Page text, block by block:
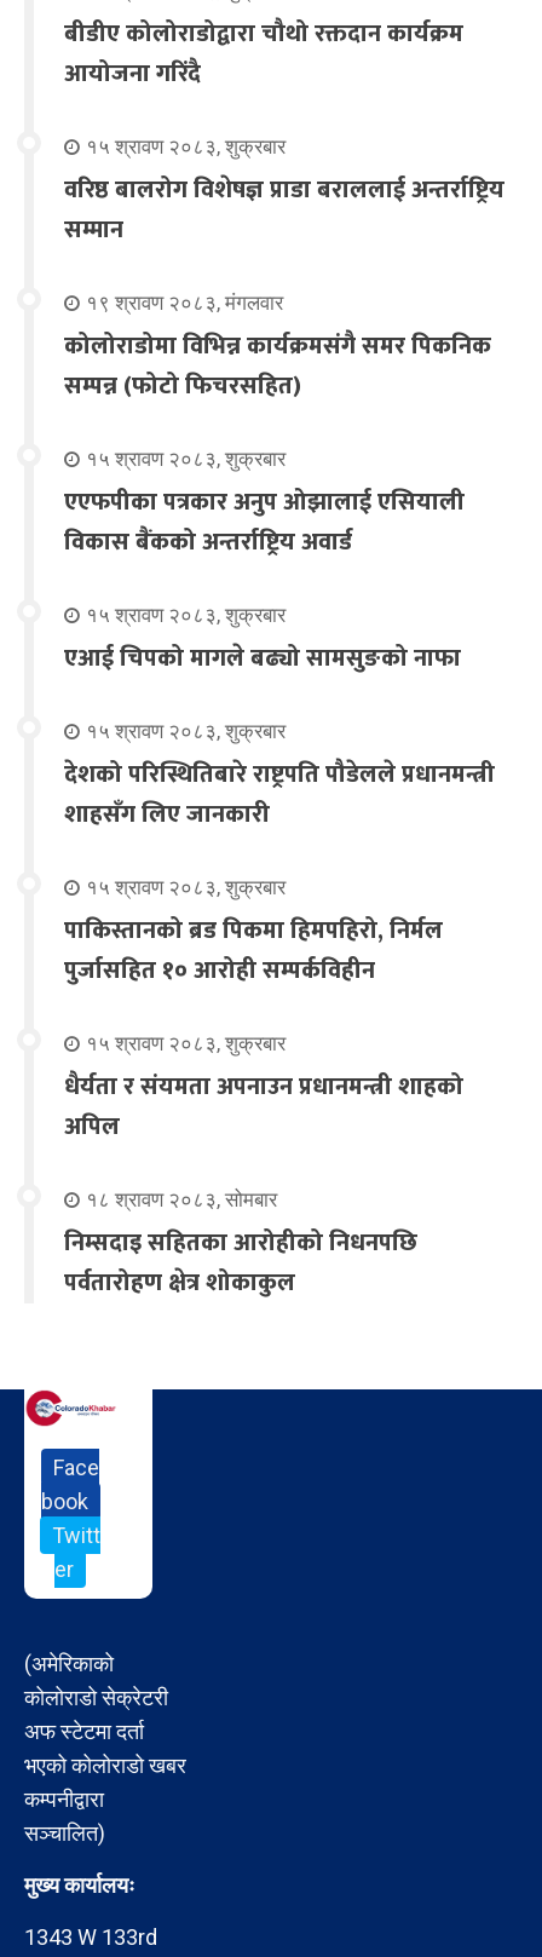
बीडीए कोलोराडोद्वारा चौथो रक्तदान कार्यक्रम
आयोजना गरिंदै
१५ श्रावण २०८३, शुक्रबार
वरिष्ठ बालरोग विशेषज्ञ प्राडा बराललाई अन्तर्राष्ट्रिय
सम्मान
१९ श्रावण २०८३, मंगलवार
कोलोराडोमा विभिन्न कार्यक्रमसंगै समर पिकनिक
सम्पन्न (फोटो फिचरसहित)
१५ श्रावण २०८३, शुक्रबार
एएफपीका पत्रकार अनुप ओझालाई एसियाली
विकास बैंकको अन्तर्राष्ट्रिय अवार्ड
१५ श्रावण २०८३, शुक्रबार
एआई चिपको मागले बढ्यो सामसुङको नाफा
१५ श्रावण २०८३, शुक्रबार
देशको परिस्थितिबारे राष्ट्रपति पौडेलले प्रधानमन्त्री
शाहसँग लिए जानकारी
१५ श्रावण २०८३, शुक्रबार
पाकिस्तानको ब्रड पिकमा हिमपहिरो, निर्मल
पुर्जासहित १० आरोही सम्पर्कविहीन
१५ श्रावण २०८३, शुक्रबार
धैर्यता र संयमता अपनाउन प्रधानमन्त्री शाहको
अपिल
१८ श्रावण २०८३, सोमबार
निम्सदाइ सहितका आरोहीको निधनपछि
पर्वतारोहण क्षेत्र शोकाकुल
Face
book
Twitt
er
(अमेरिकाको
कोलोराडो सेक्रेटरी
अफ स्टेटमा दर्ता
भएको कोलोराडो खबर
कम्पनीद्वारा
सञ्चालित)
मुख्य कार्यालयः
1343 W 133rd